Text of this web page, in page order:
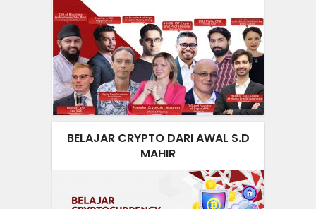
BELAJAR CRYPTO DARI AWAL S.D
MAHIR